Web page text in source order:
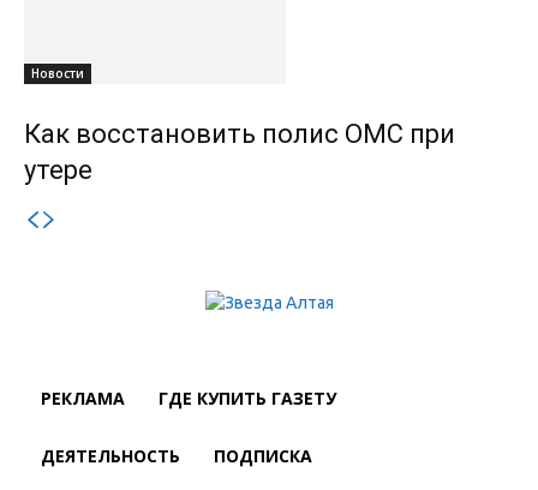
Новости
Как восстановить полис ОМС при
утере
РЕКЛАМА ГДЕ КУПИТЬ ГАЗЕТУ
ДЕЯТЕЛЬНОСТЬ ПОДПИСКА